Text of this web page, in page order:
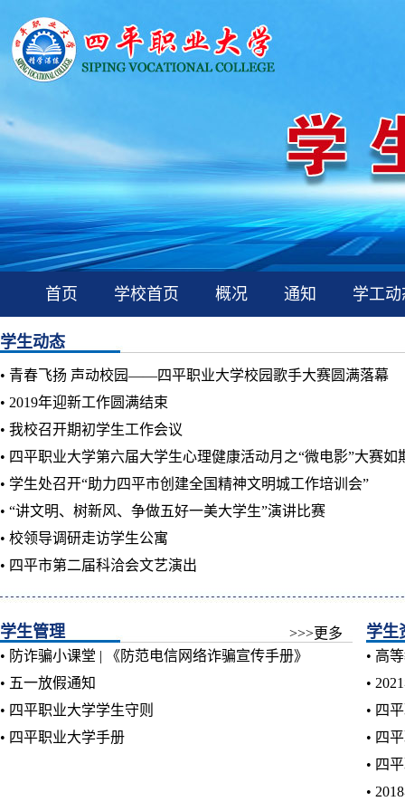
首页 学校首页 概况 通知 学工动
学生动态
• 青春飞扬 声动校园——四平职业大学校园歌手大赛圆满落幕
• 2019年迎新工作圆满结束
• 我校召开期初学生工作会议
• 四平职业大学第六届大学生心理健康活动月之“微电影”大赛如
• 学生处召开“助力四平市创建全国精神文明城工作培训会”
• “讲文明、树新风、争做五好一美大学生”演讲比赛
• 校领导调研走访学生公寓
• 四平市第二届科洽会文艺演出
学生管理
>>>更多
• 防诈骗小课堂 | 《防范电信网络诈骗宣传手册》
• 五一放假通知
• 四平职业大学学生守则
• 四平职业大学手册
学生
• 高
•
• 四
• 四
• 四
•